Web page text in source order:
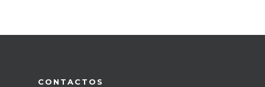
CONTACTOS